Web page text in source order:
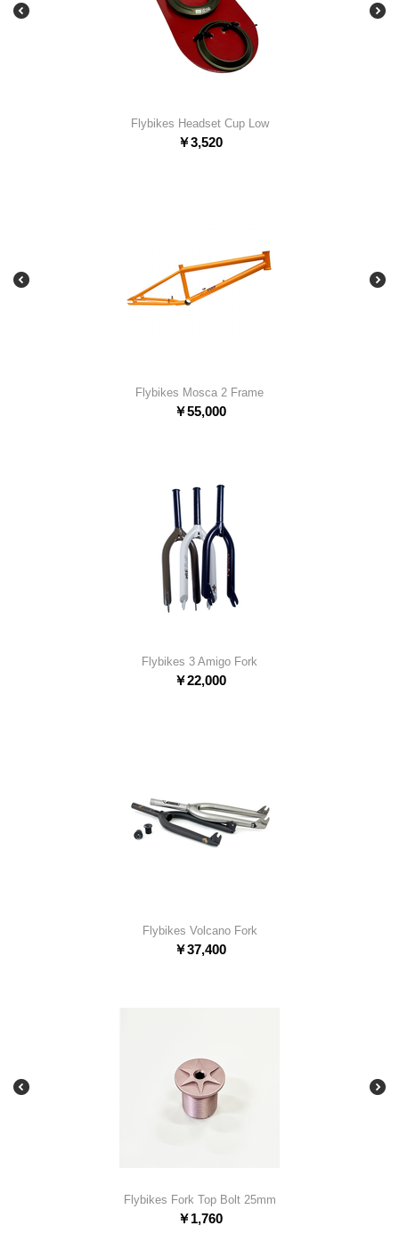
Flybikes Headset Cup Low
￥3,520
Flybikes Mosca 2 Frame
￥55,000
Flybikes 3 Amigo Fork
￥22,000
Flybikes Volcano Fork
￥37,400
Flybikes Fork Top Bolt 25mm
￥1,760